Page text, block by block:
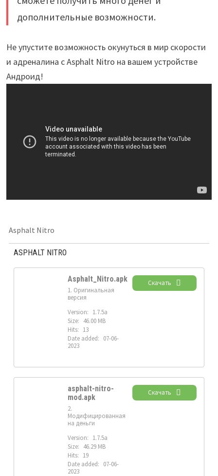
дополнительные возможности.
Не упустите возможность окунуться в мир скорости
и адреналина с Asphalt Nitro на вашем устройстве
Андроид!
Asphalt Nitro
ASPHALT NITRO
Asphalt_Nitro.apk
1. Оригинальная
версия
Version: 1.7.5a
Size: 46.00 MB
Hits: 13
Date added: 07-06-
2023
Скачать
asphalt-nitro-
mod.apk
2.
Модифицированная
на деньги
Version: 1.7.5a
Size: 46.29 MB
Hits: 19
Date added: 07-06-
2023
Скачать